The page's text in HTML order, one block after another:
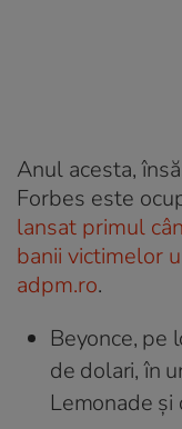
Anul acesta,
Forbes este
lansat primul
banii victimelor
adpm.ro.
Beyonce, pe
de dolari, în
Lemonade